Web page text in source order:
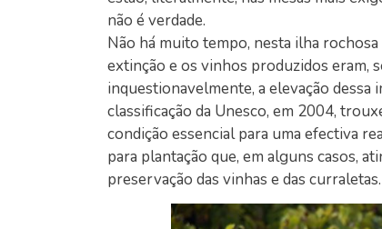
não é verdade.
Não há muito tempo, nesta ilha
extinção e os vinhos produzidos eram,
inquestionavelmente, a elevação dessa
classificação da Unesco, em 2004,
condição essencial para uma efectiva
para plantação que, em alguns casos,
preservação das vinhas e das curraletas.